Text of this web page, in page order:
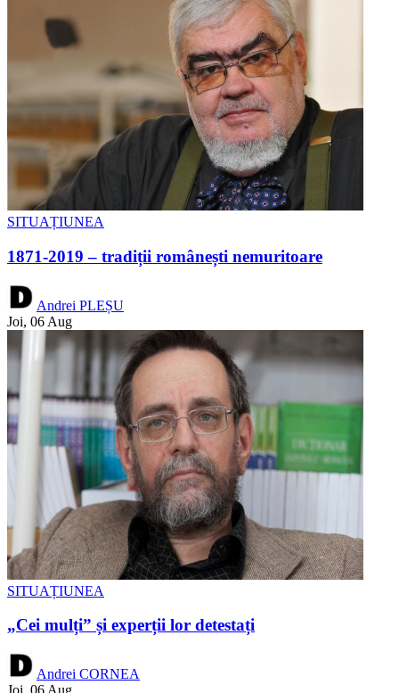
SITUAȚIUNEA
1871-2019 – tradiții românești nemuritoare
Andrei PLEȘU
Joi, 06 Aug
SITUAȚIUNEA
„Cei mulți” și experții lor detestați
Andrei CORNEA